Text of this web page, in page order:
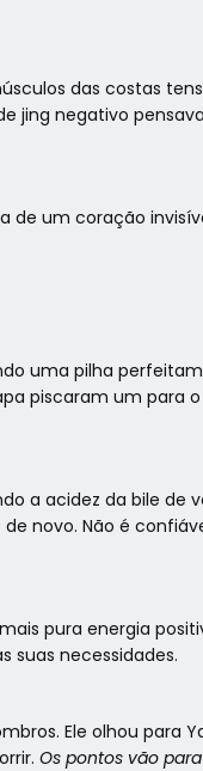
das costas
negativo
de um coração
uma pilha
piscaram um para
a acidez da bile
novo. Não é
pura energia
suas necessidades.
Ele olhou para
Os pontos vão